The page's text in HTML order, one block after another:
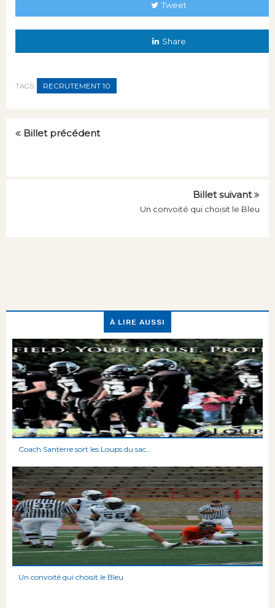
Tweet
Share
TAGS: RECRUTEMENT 10
Billet précédent
Billet suivant
Un convoité qui choisit le Bleu
À LIRE AUSSI
Coach Santerre sort les Loups du sac...
Un convoité qui choisit le Bleu